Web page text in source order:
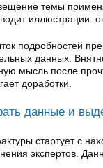
темы
иллюстрации.
подробностей
данных.
мысль после
доработки.
данные и
стартует с
экспертов.